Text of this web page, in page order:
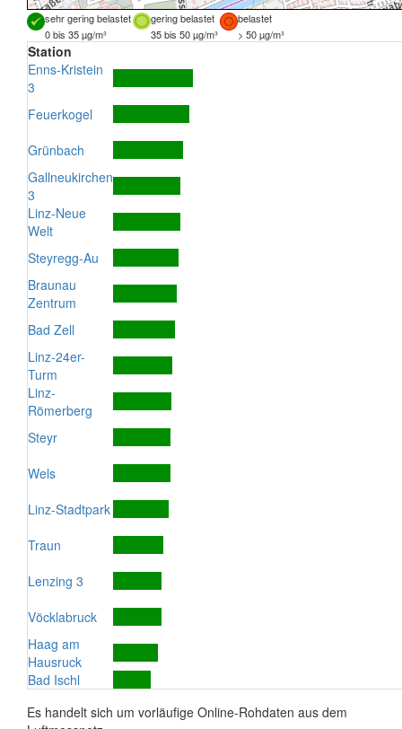
sehr gering belastet gering belastet
belastet
0 bis 35 µg/m³
35 bis 50 µg/m³ > 50 µg/m³
Station
Enns-Kristein
3
Feuerkogel
Grünbach
Gallneukirchen
3
Linz-Neue
Welt
Steyregg-Au
Braunau
Zentrum
Bad Zell
Linz-24er-
Turm
Linz-
Römerberg
Steyr
Wels
Linz-Stadtpark
Traun
Lenzing 3
Vöcklabruck
Haag am
Hausruck
Bad Ischl
Es handelt sich um vorläufige Online-Rohdaten aus dem